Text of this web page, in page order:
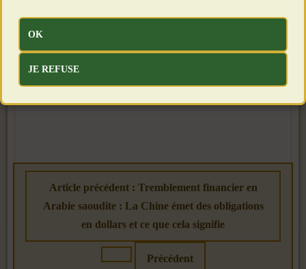
Article précédent : Tremblement financier en
Arabie saoudite : La Chine émet des obligations
en dollars et ce que cela signifie
Précédent
OK
JE REFUSE